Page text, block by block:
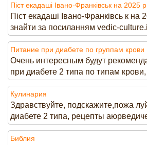
Піст екадаші Івано-Франківськ на 2025
Піст екадаші Івано-Франківсь к на
знайти за посиланням vedic-
Питание при диабете по группам крови
Очень интересным будут
при диабете 2 типа по типам крови,
Кулинария
Здравствуйте, подскажите,пожа
диабете 2 типа, рецепты
Библия